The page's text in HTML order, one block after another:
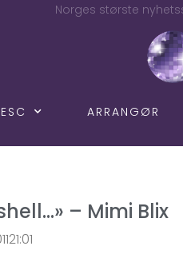
Norges største
ESC ARRANGØR
– Mimi Blix
21:01